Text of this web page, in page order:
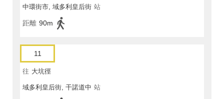
中環街市, 域多利皇后街 站
距離 90m
11
往 大坑徑
域多利皇后街, 干諾道中 站